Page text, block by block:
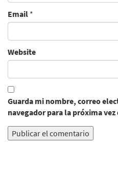
Email *
Website
Guarda mi nombre, correo
navegador para la próxima